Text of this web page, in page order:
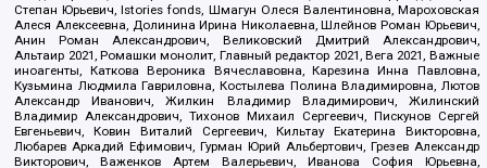
Степан Юрьевич, Istories fonds, Шмагун Олеся Валентиновна, Мароховская
Алеся Алексеевна, Долинина Ирина Николаевна, Шлейнов Роман Юрьевич,
Анин Роман Александрович, Великовский Дмитрий Александрович,
Альтаир 2021, Ромашки монолит, Главный редактор 2021, Вега 2021, Важные
иноагенты, Каткова Вероника Вячеславовна, Карезина Инна Павловна,
Кузьмина Людмила Гавриловна, Костылева Полина Владимировна, Лютов
Александр Иванович, Жилкин Владимир Владимирович, Жилинский
Владимир Александрович, Тихонов Михаил Сергеевич, Пискунов Сергей
Евгеньевич, Ковин Виталий Сергеевич, Кильтау Екатерина Викторовна,
Любарев Аркадий Ефимович, Гурман Юрий Альбертович, Грезев Александр
Викторович, Важенков Артем Валерьевич, Иванова София Юрьевна,